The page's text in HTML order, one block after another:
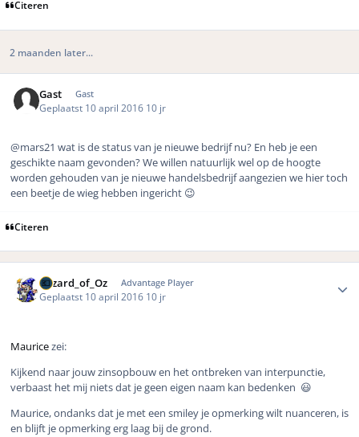
Citeren
2 maanden later...
Gast Gast
Geplaatst 10 april 2016 10 jr
@mars21 wat is de status van je nieuwe bedrijf nu? En heb je een
geschikte naam gevonden? We willen natuurlijk wel op de hoogte
worden gehouden van je nieuwe handelsbedrijf aangezien we hier toch
een beetje de wieg hebben ingericht 😉
Citeren
Wizard_of_Oz Advantage Player
Geplaatst 10 april 2016 10 jr
Mauricezei:
Kijkend naar jouw zinsopbouw en het ontbreken van interpunctie,
verbaast het mij niets dat je geen eigen naam kan bedenken 😃
Maurice, ondanks dat je met een smiley je opmerking wilt nuanceren, is
en blijft je opmerking erg laag bij de grond.